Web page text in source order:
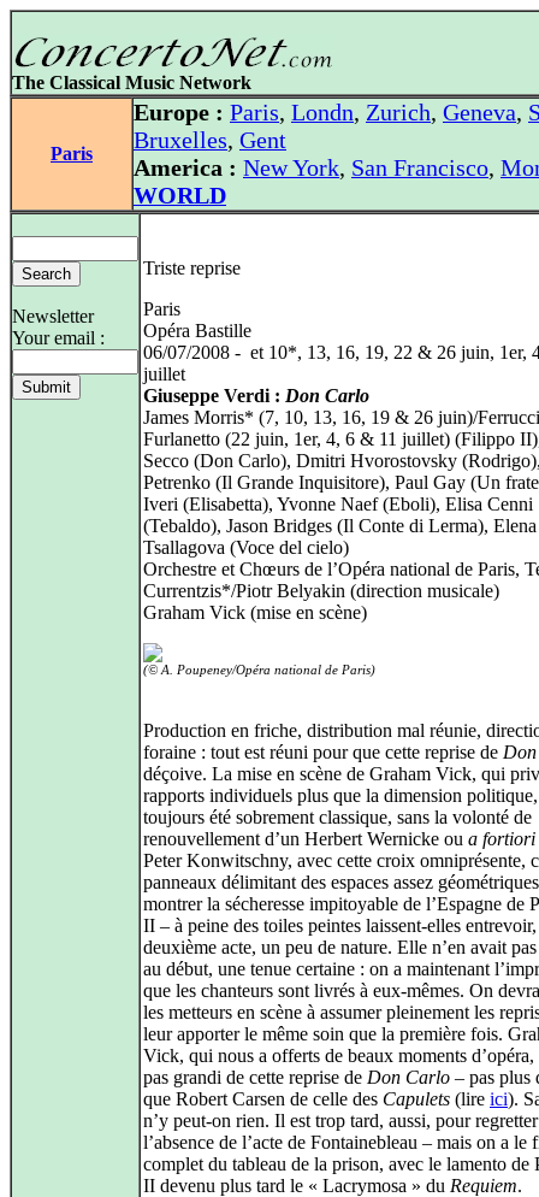
The Classical Music Network
Paris
Europe : Paris, Londn, Zurich, Geneva,
Bruxelles, Gent
America : New York, San Francisco,
WORLD
Newsletter
Your email :
Triste reprise
Paris
Opéra Bastille
06/07/2008 - et 10*, 13, 16, 19, 22 & 26 juin, 1er,
juillet
Giuseppe Verdi : Don Carlo
James Morris* (7, 10, 13, 16, 19 & 26 juin)/
Furlanetto (22 juin, 1er, 4, 6 & 11 juillet) (Filippo
Secco (Don Carlo), Dmitri Hvorostovsky
Petrenko (Il Grande Inquisitore), Paul Gay (Un
Iveri (Elisabetta), Yvonne Naef (Eboli), Elisa Cenni
(Tebaldo), Jason Bridges (Il Conte di Lerma), Elena
Tsallagova (Voce del cielo)
Orchestre et Chœurs de l’Opéra national de Paris,
Currentzis*/Piotr Belyakin (direction musicale)
Graham Vick (mise en scène)
(© A. Poupeney/Opéra national de Paris)
Production en friche, distribution mal réunie,
foraine : tout est réuni pour que cette reprise de
déçoive. La mise en scène de Graham Vick, qui
rapports individuels plus que la dimension
toujours été sobrement classique, sans la volonté de
renouvellement d’un Herbert Wernicke ou a fortiori
Peter Konwitschny, avec cette croix omniprésente,
panneaux délimitant des espaces assez
montrer la sécheresse impitoyable de l’Espagne de
II – à peine des toiles peintes laissent-elles
deuxième acte, un peu de nature. Elle n’en avait
au début, une tenue certaine : on a maintenant
que les chanteurs sont livrés à eux-mêmes. On
les metteurs en scène à assumer pleinement les
leur apporter le même soin que la première fois.
Vick, qui nous a offerts de beaux moments d’opéra,
pas grandi de cette reprise de Don Carlo – pas plus
que Robert Carsen de celle des Capulets (lire ici).
n’y peut-on rien. Il est trop tard, aussi, pour regretter
l’absence de l’acte de Fontainebleau – mais on a le
complet du tableau de la prison, avec le lamento de
II devenu plus tard le « Lacrymosa » du Requiem.